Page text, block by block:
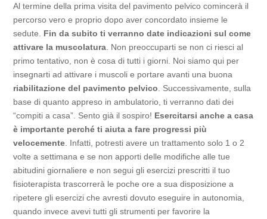
Al termine della prima visita del pavimento pelvico comincerà il
percorso vero e proprio dopo aver concordato insieme le
sedute. Fin da subito ti verranno date indicazioni sul come
attivare la muscolatura . Non preoccuparti se non ci riesci al
primo tentativo, non è cosa di tutti i giorni. Noi siamo qui per
insegnarti ad attivare i muscoli e portare avanti una buona
riabilitazione del pavimento pelvico . Successivamente, sulla
base di quanto appreso in ambulatorio, ti verranno dati dei
“compiti a casa”. Sento già il sospiro! Esercitarsi anche a casa
è importante perché ti aiuta a fare progressi più
velocemente . Infatti, potresti avere un trattamento solo 1 o 2
volte a settimana e se non apporti delle modifiche alle tue
abitudini giornaliere e non segui gli esercizi prescritti il tuo
fisioterapista trascorrerà le poche ore a sua disposizione a
ripetere gli esercizi che avresti dovuto eseguire in autonomia,
quando invece avevi tutti gli strumenti per favorire la